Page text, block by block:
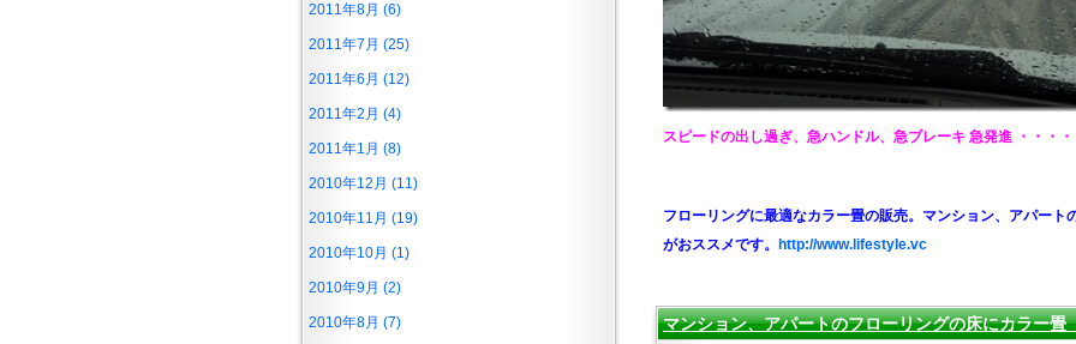
スピードの出し過ぎ、急ハンドル、急ブレーキ 急発進 ・・・
フローリングに最適なカラー畳の販売。マンション、アパート
がおススメです。
http://www.lifestyle.vc
マンション、アパートのフローリングの床にカラー
2011年8月 (6)
2011年7月 (25)
2011年6月 (12)
2011年2月 (4)
2011年1月 (8)
2010年12月 (11)
2010年11月 (19)
2010年10月 (1)
2010年9月 (2)
2010年8月 (7)